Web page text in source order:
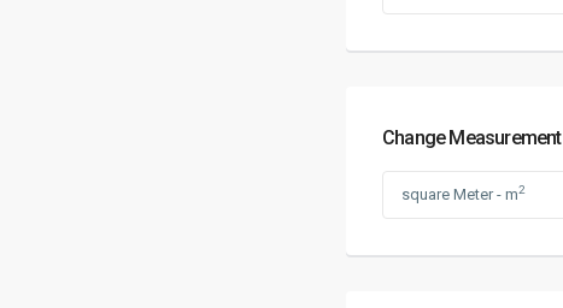
Change Measurement
square Meter - m2